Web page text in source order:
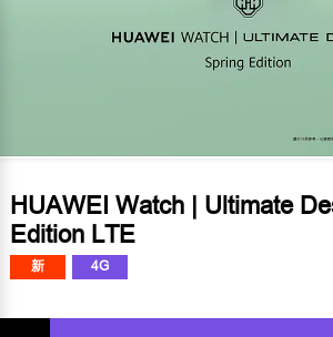
HUAWEI Watch | Ultimate
Edition LTE
新 4G